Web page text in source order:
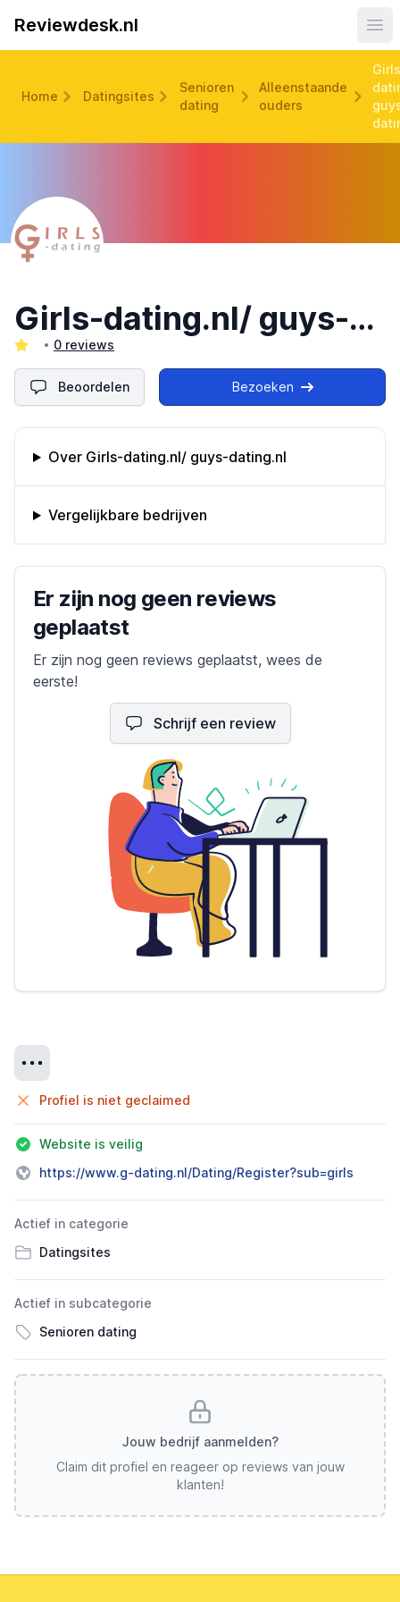
Reviewdesk.nl
Home Datingsites
Senioren
dating
Alleenstaande
ouders
Girls-dating.nl/ guys-dating.nl
0 reviews
Beoordelen Bezoeken
Omschrijving bedrijf
Over Girls-dating.nl/ guys-dating.nl
Vergelijkbare bedrijven
Bedrijfs reviews
Er zijn nog geen reviews
geplaatst
Er zijn nog geen reviews geplaatst, wees de
eerste!
Schrijf een review
Profiel is niet geclaimed
Website is veilig
https://www.g-dating.nl/Dating/Register?sub=girls
Actief in categorie
Datingsites
Actief in subcategorie
Senioren dating
Jouw bedrijf aanmelden?
Claim dit profiel en reageer op reviews van jouw
klanten!